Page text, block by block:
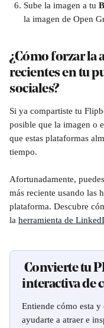
Sube la imagen a tu
la imagen de Open
¿Cómo forzar la
recientes en tu
sociales?
Si ya compartiste tu
posible que la imagen o
que estas plataformas
tiempo.
Afortunadamente,
más reciente usando las
plataforma. Descubre
la herramienta de
Convierte tu
interactiva de
Entiende cómo esta y
ayudarte a atraer e